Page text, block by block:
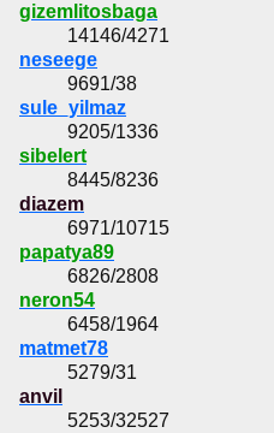
gizemlitosbaga
14146/4271
neseege
9691/38
sule_yilmaz
9205/1336
sibelert
8445/8236
diazem
6971/10715
papatya89
6826/2808
neron54
6458/1964
matmet78
5279/31
anvil
5253/32527